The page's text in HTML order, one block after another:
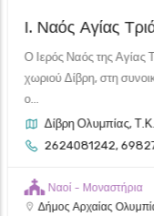
Ι. Ναός Αγίας
Ο Ιερός Ναός της Αγίας
χωριού Δίβρη, στη
Δίβρη Ολυμπίας,
2624081242,
Ναοί - Μοναστήρια
Δήμος Αρχαίας